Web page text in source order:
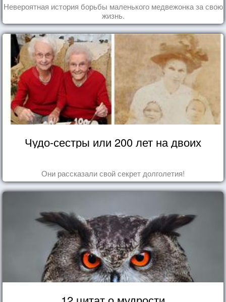
Невероятная история борьбы маленького медвежонка за свою
жизнь.
Чудо-сестры или 200 лет на двоих
Они рассказали свой секрет долголетия!